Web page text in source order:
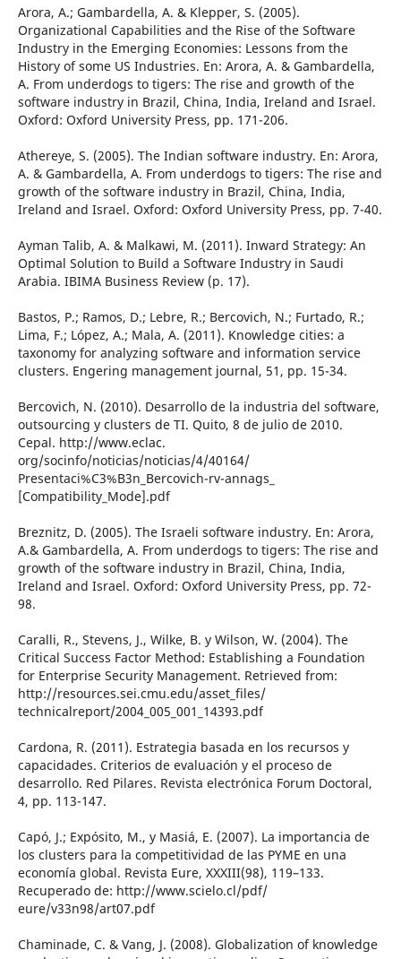
Arora, A.; Gambardella, A. & Klepper, S. (2005).
Organizational Capabilities and the Rise of the Software
Industry in the Emerging Economies: Lessons from the
History of some US Industries. En: Arora, A. & Gambardella,
A. From underdogs to tigers: The rise and growth of the
software industry in Brazil, China, India, Ireland and Israel.
Oxford: Oxford University Press, pp. 171-206.
Athereye, S. (2005). The Indian software industry. En: Arora,
A. & Gambardella, A. From underdogs to tigers: The rise and
growth of the software industry in Brazil, China, India,
Ireland and Israel. Oxford: Oxford University Press, pp. 7-40.
Ayman Talib, A. & Malkawi, M. (2011). Inward Strategy: An
Optimal Solution to Build a Software Industry in Saudi
Arabia. IBIMA Business Review (p. 17).
Bastos, P.; Ramos, D.; Lebre, R.; Bercovich, N.; Furtado, R.;
Lima, F.; López, A.; Mala, A. (2011). Knowledge cities: a
taxonomy for analyzing software and information service
clusters. Engering management journal, 51, pp. 15-34.
Bercovich, N. (2010). Desarrollo de la industria del software,
outsourcing y clusters de TI. Quito, 8 de julio de 2010.
Cepal. http://www.eclac.
org/socinfo/noticias/noticias/4/40164/
Presentaci%C3%B3n_Bercovich-rv-annags_
[Compatibility_Mode].pdf
Breznitz, D. (2005). The Israeli software industry. En: Arora,
A.& Gambardella, A. From underdogs to tigers: The rise and
growth of the software industry in Brazil, China, India,
Ireland and Israel. Oxford: Oxford University Press, pp. 72-
98.
Caralli, R., Stevens, J., Wilke, B. y Wilson, W. (2004). The
Critical Success Factor Method: Establishing a Foundation
for Enterprise Security Management. Retrieved from:
http://resources.sei.cmu.edu/asset_files/
technicalreport/2004_005_001_14393.pdf
Cardona, R. (2011). Estrategia basada en los recursos y
capacidades. Criterios de evaluación y el proceso de
desarrollo. Red Pilares. Revista electrónica Forum Doctoral,
4, pp. 113-147.
Capó, J.; Expósito, M., y Masiá, E. (2007). La importancia de
los clusters para la competitividad de las PYME en una
economía global. Revista Eure, XXXIII(98), 119–133.
Recuperado de: http://www.scielo.cl/pdf/
eure/v33n98/art07.pdf
Chaminade, C. & Vang, J. (2008). Globalization of knowledge